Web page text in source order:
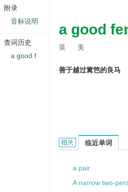
a good
英 美
善于越过篱笆的良马
a good fencer的相关
临近单词
a pair
A narrow two-
附录
音标说明
查词历史
a good f